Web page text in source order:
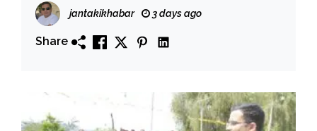
jantakikhabar 3 days ago
Share